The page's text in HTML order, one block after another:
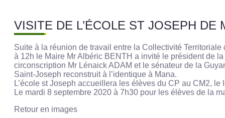
VISITE DE L’ÉCOLE ST JOSEPH DE
Suite à la réunion de travail entre la Collectivité
à 12h le Maire Mr Albéric BENTH a invité le président de
circonscription Mr Lénaick ADAM et le sénateur de la
Saint-Joseph reconstruit à l’identique à Mana.
L’école st Joseph accueillera les élèves du CP au CM2,
Le mardi 8 septembre 2020 à 7h30 pour les élèves de la
Retour en images